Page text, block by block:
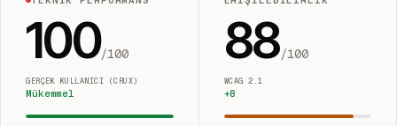
100/100
GERÇEK KULLANICI (CRUX)
Mükemmel
88/100
WCAG 2.1
+8